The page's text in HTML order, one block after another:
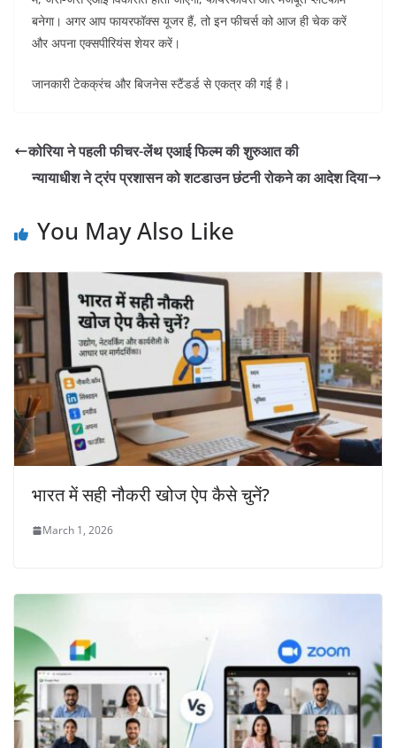
बनेगा। अगर आप फायरफॉक्स यूजर हैं, तो इन फीचर्स को आज ही चेक करें
और अपना एक्सपीरियंस शेयर करें।
जानकारी टेकक्रंच और बिजनेस स्टैंडर्ड से एकत्र की गई है ।
कोरिया ने पहली फीचर-लेंथ एआई फिल्म की शुरुआत की
न्यायाधीश ने ट्रंप प्रशासन को शटडाउन छंटनी रोकने का आदेश दिया
You May Also Like
भारत में सही नौकरी खोज ऐप कैसे चुनें?
March 1, 2026